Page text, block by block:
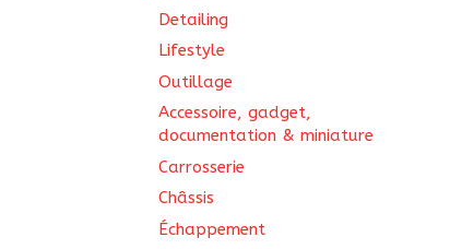
Detailing
Lifestyle
Outillage
Accessoire, gadget,
documentation & miniature
Carrosserie
Châssis
Échappement